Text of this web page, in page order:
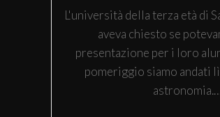
L'università della terza età di
aveva chiesto se
presentazione per i loro
pomeriggio siamo andati